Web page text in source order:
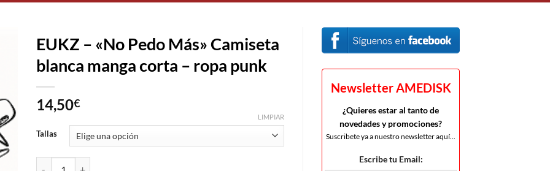
EUKZ – «No Pedo Más» Camiseta
blanca manga corta – ropa punk
14,50€
Tallas
LIMPIAR
Newsletter AMEDISK
¿Quieres estar al tanto de
novedades y promociones?
Suscribete ya a nuestro newsletter aquí...
Escribe tu Email: